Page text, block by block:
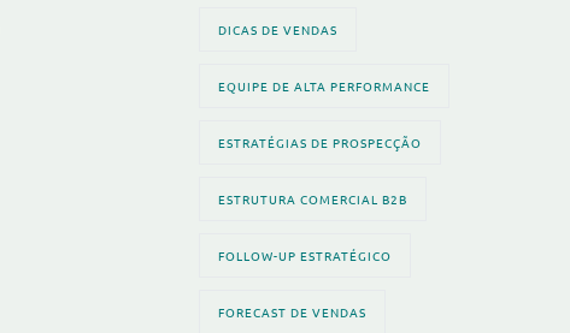
DICAS DE VENDAS
EQUIPE DE ALTA PERFORMANCE
ESTRATÉGIAS DE PROSPECÇÃO
ESTRUTURA COMERCIAL B2B
FOLLOW-UP ESTRATÉGICO
FORECAST DE VENDAS